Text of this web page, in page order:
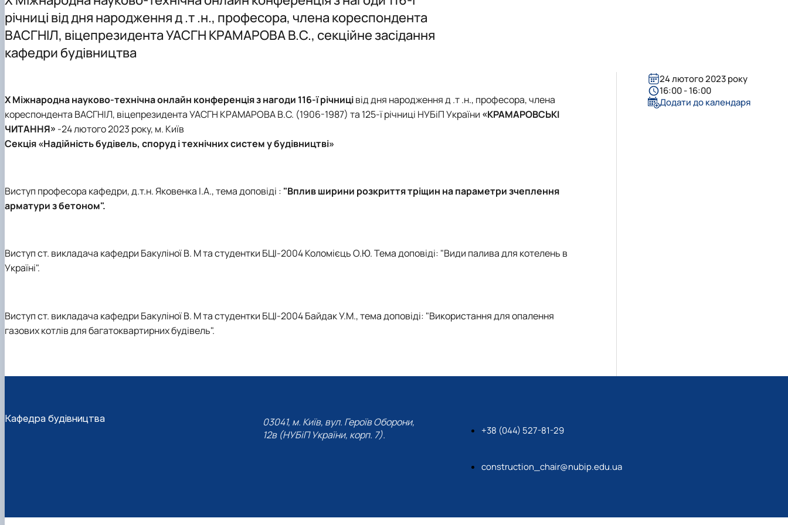
Співробітництво кафедри
Механіка залізобетону
Сучасна архітектура
Сучасні рішення будівельних конструкцій об’єктів різного функціонального призна…
Технічне обстеження та нагляд за безпечною експлуатацією будівель
Бакалавр
Магістр
Аспірантура
Аспірантура
Навчально-дослідні лабораторії
річниці від дня народження д .т .н., професора, члена кореспондента
ВАСГНІЛ, віцепрезидента УАСГН КРАМАРОВА В.С., секційне засідання
кафедри будівництва
Х Міжнародна науково-технічна онлайн конференція з нагоди 116-ї річницівід дня народження д .т .н., професора, члена
кореспондента ВАСГНІЛ, віцепрезидента УАСГН КРАМАРОВА В.С. (1906-1987) та 125-ї річниці НУБіП України «КРАМАРОВСЬКІ
ЧИТАННЯ» -24 лютого 2023 року, м. Київ
Секція «Надійність будівель, споруд і технічних систем у будівництві»
Виступ професора кафедри, д.т.н. Яковенка І.А., тема доповіді : "Вплив ширини розкриття тріщин на параметри зчеплення
арматури з бетоном".
Виступ ст. викладача кафедри Бакуліної В. М та студентки БЦІ-2004 Коломієць О.Ю. Тема доповіді: "Види палива для котелень в
Україні".
Виступ ст. викладача кафедри Бакуліної В. М та студентки БЦІ-2004 Байдак У.М., тема доповіді: "Використання для опалення
газових котлів для багатоквартирних будівель".
24 лютого 2023 року
16:00 - 16:00
Додати до календаря
Кафедра будівництва
03041, м. Київ, вул. Героїв Оборони,
12в (НУБіП України, корп. 7).
+38 (044) 527-81-29
construction_chair@nubip.edu.ua